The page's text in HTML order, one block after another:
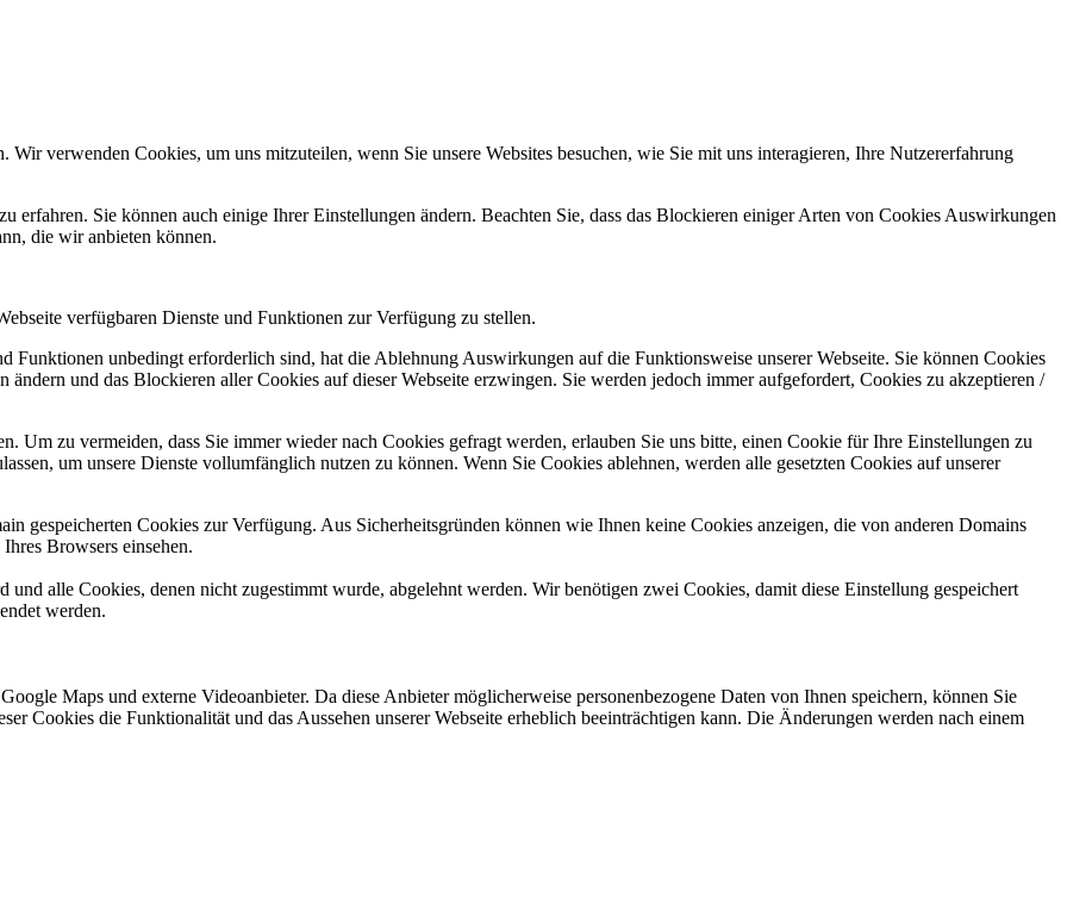
verwenden Cookies, um uns mitzuteilen, wenn Sie unsere Websites besuchen, wie Sie mit uns interagieren, Ihre Nutzererfahrung
erfahren. Sie können auch einige Ihrer Einstellungen ändern. Beachten Sie, dass das Blockieren einiger Arten von Cookies Auswirkungen
die wir anbieten können.
verfügbaren Dienste und Funktionen zur Verfügung zu stellen.
Funktionen unbedingt erforderlich sind, hat die Ablehnung Auswirkungen auf die Funktionsweise unserer Webseite. Sie können Cookies
und das Blockieren aller Cookies auf dieser Webseite erzwingen. Sie werden jedoch immer aufgefordert, Cookies zu akzeptieren /
Um zu vermeiden, dass Sie immer wieder nach Cookies gefragt werden, erlauben Sie uns bitte, einen Cookie für Ihre Einstellungen zu
um unsere Dienste vollumfänglich nutzen zu können. Wenn Sie Cookies ablehnen, werden alle gesetzten Cookies auf unserer
gespeicherten Cookies zur Verfügung. Aus Sicherheitsgründen können wie Ihnen keine Cookies anzeigen, die von anderen Domains
Browsers einsehen.
alle Cookies, denen nicht zugestimmt wurde, abgelehnt werden. Wir benötigen zwei Cookies, damit diese Einstellung gespeichert
werden.
Maps und externe Videoanbieter. Da diese Anbieter möglicherweise personenbezogene Daten von Ihnen speichern, können Sie
Cookies die Funktionalität und das Aussehen unserer Webseite erheblich beeinträchtigen kann. Die Änderungen werden nach einem